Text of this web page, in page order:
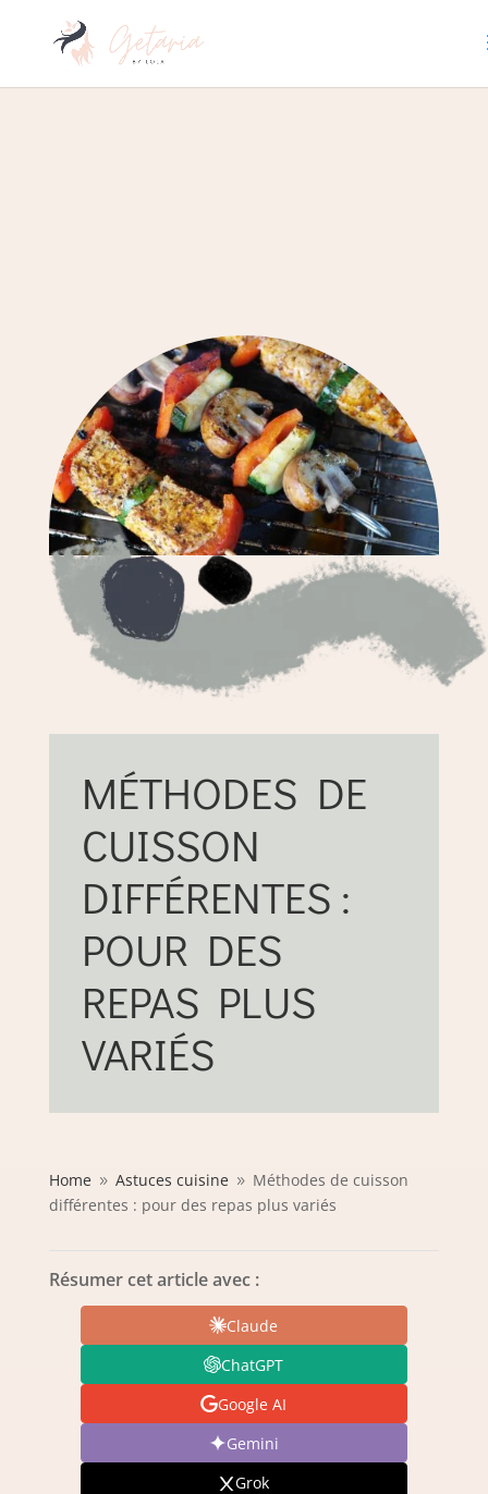
MÉTHODES DE
CUISSON
DIFFÉRENTES :
POUR DES
REPAS PLUS
VARIÉS
Home 9 Astuces cuisine 9 Méthodes de cuisson
différentes : pour des repas plus variés
Résumer cet article avec :
Claude
ChatGPT
Google AI
Gemini
Grok